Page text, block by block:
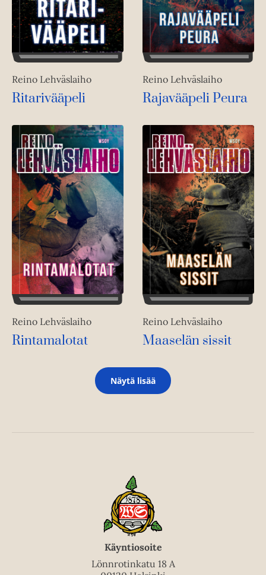
Reino Lehväslaiho
Ritarivääpeli
Reino Lehväslaiho
Rajavääpeli Peura
Reino Lehväslaiho
Rintamalotat
Reino Lehväslaiho
Maaselän sissit
Näytä lisää
Käyntiosoite
Lönnrotinkatu 18 A